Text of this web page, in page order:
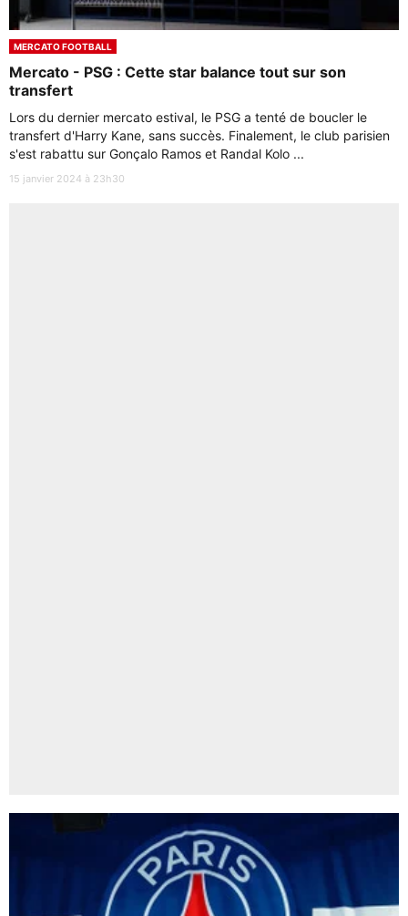
MERCATO FOOTBALL
Mercato - PSG : Cette star balance tout sur son
transfert
Lors du dernier mercato estival, le PSG a tenté de boucler le
transfert d'Harry Kane, sans succès. Finalement, le club parisien
s'est rabattu sur Gonçalo Ramos et Randal Kolo ...
15 janvier 2024 à 23h30